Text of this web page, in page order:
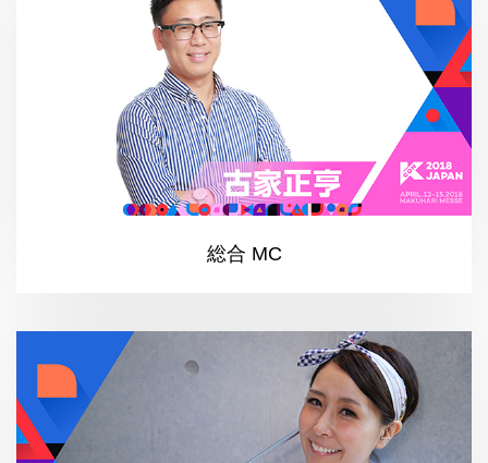
総合 MC